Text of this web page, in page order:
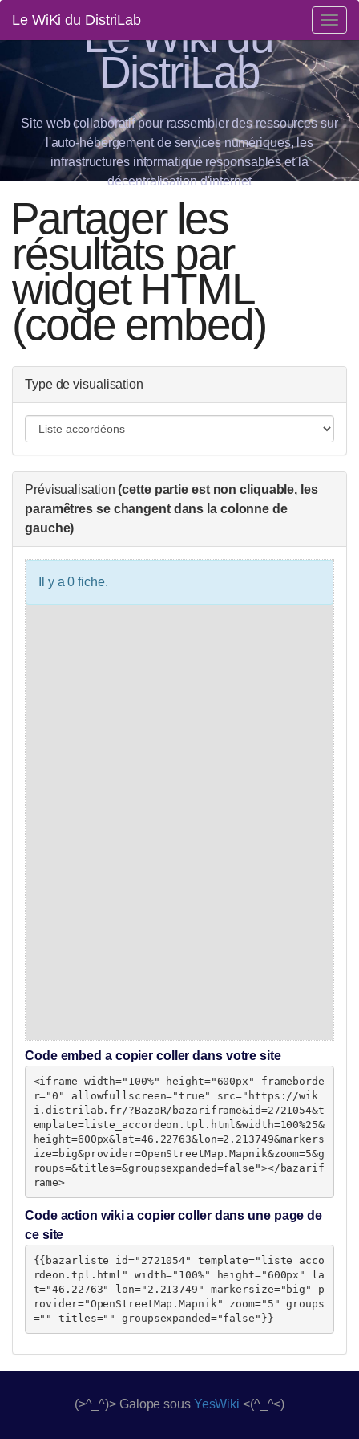
Le WiKi du DistriLabLe Wiki du
DistriLab
Site web collaboratif pour rassembler des ressources sur
l'auto-hébergement de services numériques, les
infrastructures informatique responsables et la
décentralisation d'internet
Partager les
résultats par
widget HTML
(code embed)
Type de visualisation
Prévisualisation(cette partie est non cliquable, les
paramêtres se changent dans la colonne de
gauche)
Code embed a copier coller dans votre site
<iframe width="100%" height="600px" frameborde
r="0" allowfullscreen="true" src="https://wik
i.distrilab.fr/?BazaR/bazariframe&id=2721054&t
emplate=liste_accordeon.tpl.html&width=100%25&
height=600px&lat=46.22763&lon=2.213749&markers
ize=big&provider=OpenStreetMap.Mapnik&zoom=5&g
roups=&titles=&groupsexpanded=false"></bazarif
rame>
Code action wiki a copier coller dans une page de
ce site
{{bazarliste id="2721054" template="liste_acco
rdeon.tpl.html" width="100%" height="600px" la
t="46.22763" lon="2.213749" markersize="big" p
rovider="OpenStreetMap.Mapnik" zoom="5" groups
="" titles="" groupsexpanded="false"}}
(>^_^)> Galope sous YesWiki <(^_^<)